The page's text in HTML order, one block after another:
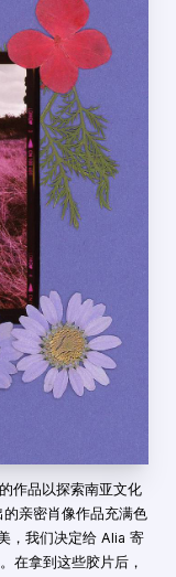
作品以探索南亚文化
亲密肖像作品充满色
，我们决定给 Alia 寄
在拿到这些胶片后，